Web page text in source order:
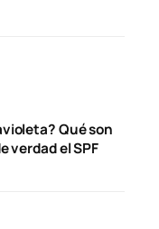
Qué son
verdad el SPF